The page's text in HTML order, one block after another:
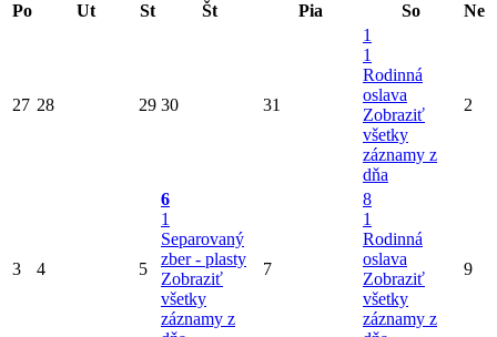
Po
Ut St Št Pia So Ne
27 28 29 30 31
1
1
Rodinná
oslava
Zobraziť
všetky
záznamy z
dňa
2
3 4 5
6
1
Separovaný
zber - plasty
Zobraziť
všetky
záznamy z
7
8
1
Rodinná
oslava
Zobraziť
všetky
záznamy z
9